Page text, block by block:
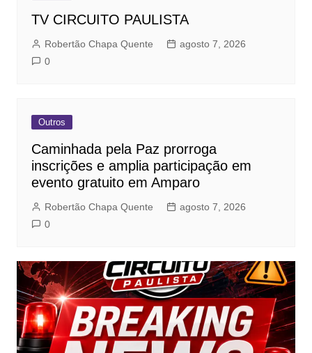
TV CIRCUITO PAULISTA
Robertão Chapa Quente
agosto 7, 2026
0
Outros
Caminhada pela Paz prorroga
inscrições e amplia participação em
evento gratuito em Amparo
Robertão Chapa Quente
agosto 7, 2026
0